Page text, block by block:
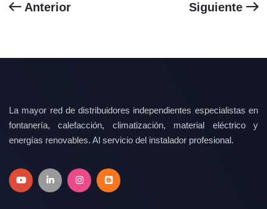
Anterior Siguiente
La mayor red de distribuidores independientes especialistas en
fontanería, calefacción, climatización, material eléctrico y
energías renovables. Al servicio del instalador profesional.